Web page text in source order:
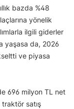
bazda %48
yönelik
ilgili giderler
yaşasa da, 2026
ve piyasa
696 milyon TL net
traktör satış